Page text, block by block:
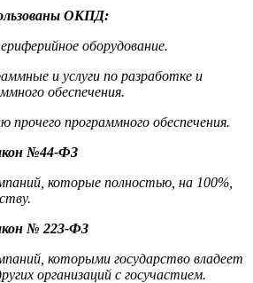
ОКПД:
оборудование.
и услуги по разработке и
обеспечения.
прочего программного обеспечения.
№44-ФЗ
которые полностью, на 100%,
№ 223-ФЗ
которыми государство владеет
организаций с госучастием.